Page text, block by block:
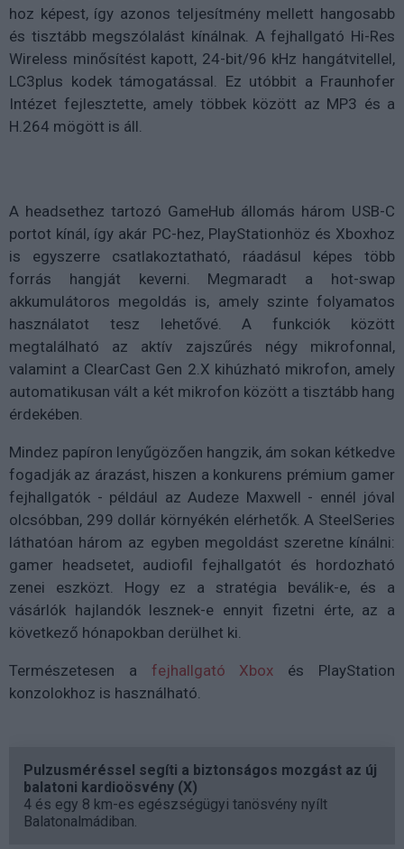
hoz képest, így azonos teljesítmény mellett hangosabb
és tisztább megszólalást kínálnak. A fejhallgató Hi-Res
Wireless minősítést kapott, 24-bit/96 kHz hangátvitellel,
LC3plus kodek támogatással. Ez utóbbit a Fraunhofer
Intézet fejlesztette, amely többek között az MP3 és a
H.264 mögött is áll.
A headsethez tartozó GameHub állomás három USB-C
portot kínál, így akár PC-hez, PlayStationhöz és Xboxhoz
is egyszerre csatlakoztatható, ráadásul képes több
forrás hangját keverni. Megmaradt a hot-swap
akkumulátoros megoldás is, amely szinte folyamatos
használatot tesz lehetővé. A funkciók között
megtalálható az aktív zajszűrés négy mikrofonnal,
valamint a ClearCast Gen 2.X kihúzható mikrofon, amely
automatikusan vált a két mikrofon között a tisztább hang
érdekében.
Mindez papíron lenyűgözően hangzik, ám sokan kétkedve
fogadják az árazást, hiszen a konkurens prémium gamer
fejhallgatók - például az Audeze Maxwell - ennél jóval
olcsóbban, 299 dollár környékén elérhetők. A SteelSeries
láthatóan három az egyben megoldást szeretne kínálni:
gamer headsetet, audiofil fejhallgatót és hordozható
zenei eszközt. Hogy ez a stratégia beválik-e, és a
vásárlók hajlandók lesznek-e ennyit fizetni érte, az a
következő hónapokban derülhet ki.
Természetesen a fejhallgató Xbox és PlayStation
konzolokhoz is használható.
Pulzusméréssel segíti a biztonságos mozgást az új
balatoni kardioösvény (X)
4 és egy 8 km-es egészségügyi tanösvény nyílt
Balatonalmádiban.